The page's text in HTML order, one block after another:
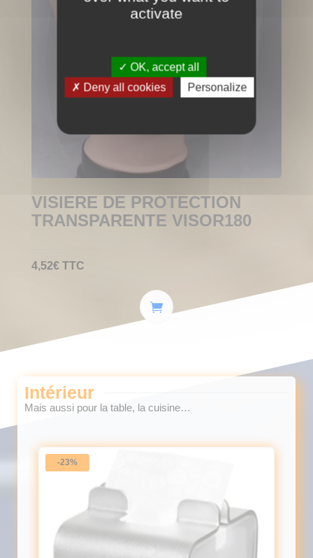
VISIERE DE PROTECTION
TRANSPARENTE VISOR180
4,52€ TTC
Intérieur
Mais aussi pour la table, la cuisine…
-23%
activate
OK, accept all
Deny all cookies
Personalize